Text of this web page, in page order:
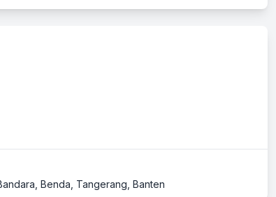
Benda, Tangerang, Banten